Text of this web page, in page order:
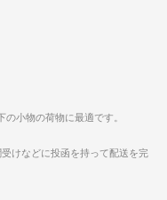
小物の荷物に最適です。
けなどに投函を持って配送を完